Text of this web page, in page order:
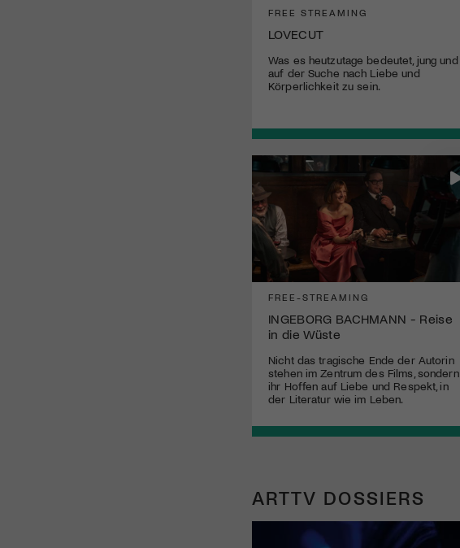
FREE STREAMING
LOVECUT
Was es heutzutage bedeutet, jung und
auf der Suche nach Liebe und
Körperlichkeit zu sein.
FREE-STREAMING
INGEBORG BACHMANN - Reise
in die Wüste
Nicht das tragische Ende der Autorin
stehen im Zentrum des Films, sondern
ihr Hoffen auf Liebe und Respekt, in
der Literatur wie im Leben.
ARTTV DOSSIERS